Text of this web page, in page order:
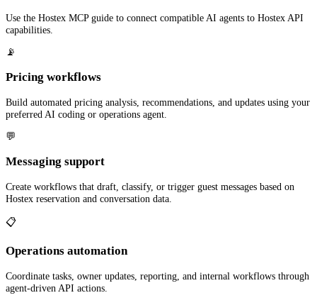
Use the Hostex MCP guide to connect compatible AI agents to Hostex API
capabilities.
📡
Pricing workflows
Build automated pricing analysis, recommendations, and updates using your
preferred AI coding or operations agent.
💬
Messaging support
Create workflows that draft, classify, or trigger guest messages based on
Hostex reservation and conversation data.
📋
Operations automation
Coordinate tasks, owner updates, reporting, and internal workflows through
agent-driven API actions.